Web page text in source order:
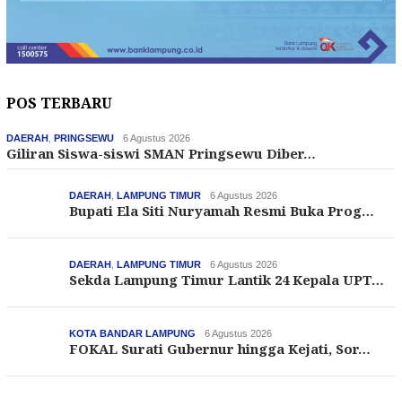
POS TERBARU
DAERAH PRINGSEWU 6 Agustus 2026
Giliran Siswa-siswi SMAN Pringsewu Diber…
DAERAH LAMPUNG TIMUR 6 Agustus 2026
Bupati Ela Siti Nuryamah Resmi Buka Prog…
DAERAH LAMPUNG TIMUR 6 Agustus 2026
Sekda Lampung Timur Lantik 24 Kepala UPT…
KOTA BANDAR LAMPUNG 6 Agustus 2026
FOKAL Surati Gubernur hingga Kejati, Sor…